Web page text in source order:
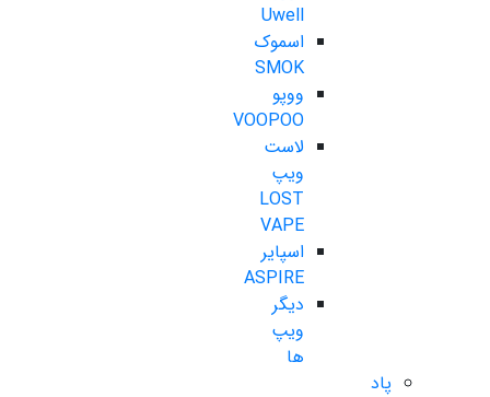
Uwell
اسموک
SMOK
ووپو
VOOPOO
لاست
ویپ
LOST
VAPE
اسپایر
ASPIRE
دیگر
ویپ
ها
پاد